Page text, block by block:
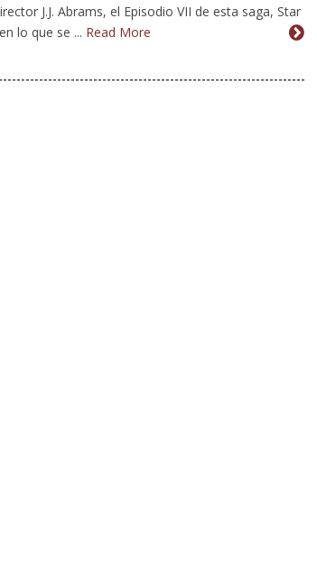
J.J. Abrams, el Episodio VII de esta saga, Star
lo que se ... Read More